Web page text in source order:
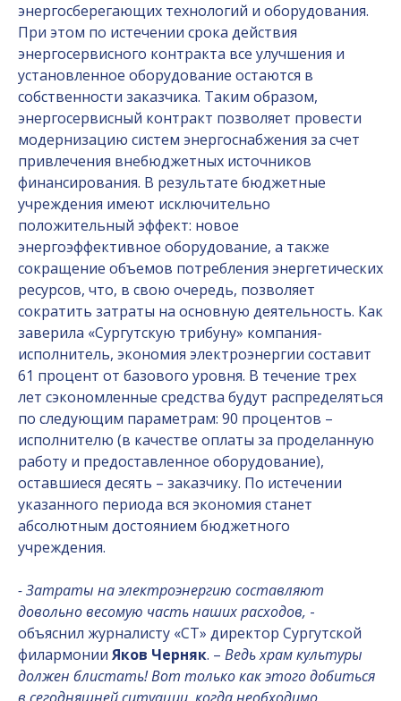
энергосберегающих технологий и оборудования.
При этом по истечении срока действия
энергосервисного контракта все улучшения и
установленное оборудование остаются в
собственности заказчика. Таким образом,
энергосервисный контракт позволяет провести
модернизацию систем энергоснабжения за счет
привлечения внебюджетных источников
финансирования. В результате бюджетные
учреждения имеют исключительно
положительный эффект: новое
энергоэффективное оборудование, а также
сокращение объемов потребления энергетических
ресурсов, что, в свою очередь, позволяет
сократить затраты на основную деятельность. Как
заверила «Сургутскую трибуну» компания-
исполнитель, экономия электроэнергии составит
61 процент от базового уровня. В течение трех
лет сэкономленные средства будут распределяться
по следующим параметрам: 90 процентов –
исполнителю (в качестве оплаты за проделанную
работу и предоставленное оборудование),
оставшиеся десять – заказчику. По истечении
указанного периода вся экономия станет
абсолютным достоянием бюджетного
учреждения.
- Затраты на электроэнергию составляют
довольно весомую часть наших расходов, -
объяснил журналисту «СТ» директор Сургутской
филармонии Яков Черняк. – Ведь храм культуры
должен блистать! Вот только как этого добиться